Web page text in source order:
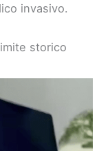
invasivo.
storico